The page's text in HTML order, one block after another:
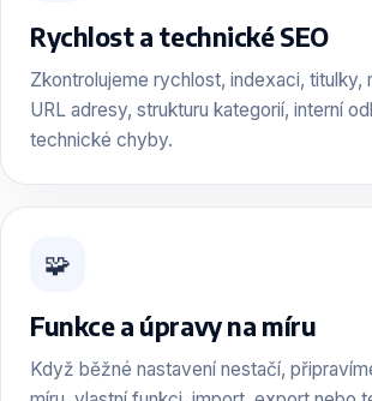
Rychlost a technické SEO
Zkontrolujeme rychlost, indexaci, titulky,
URL adresy, strukturu kategorií, interní
technické chyby.
🧩
Funkce a úpravy na míru
Když běžné nastavení nestačí,